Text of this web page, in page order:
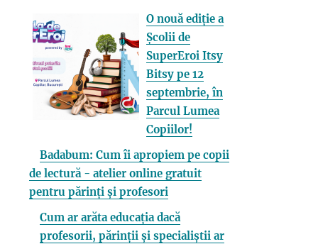
O nouă ediție a
Școlii de
SuperEroi Itsy
Bitsy pe 12
septembrie, în
Parcul Lumea
Copiilor!
Badabum: Cum îi apropiem pe copii
de lectură - atelier online gratuit
pentru părinți și profesori
Cum ar arăta educația dacă
profesorii, părinții și specialiștii ar